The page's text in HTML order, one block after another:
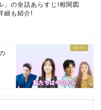
」の全話あらすじ!相関図
細も紹介!